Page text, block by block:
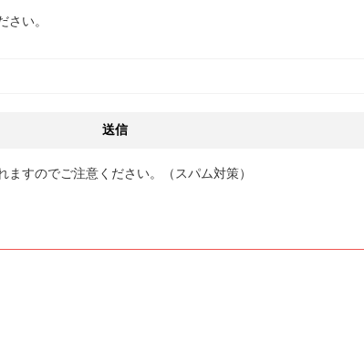
さい。
すのでご注意ください。（スパム対策）